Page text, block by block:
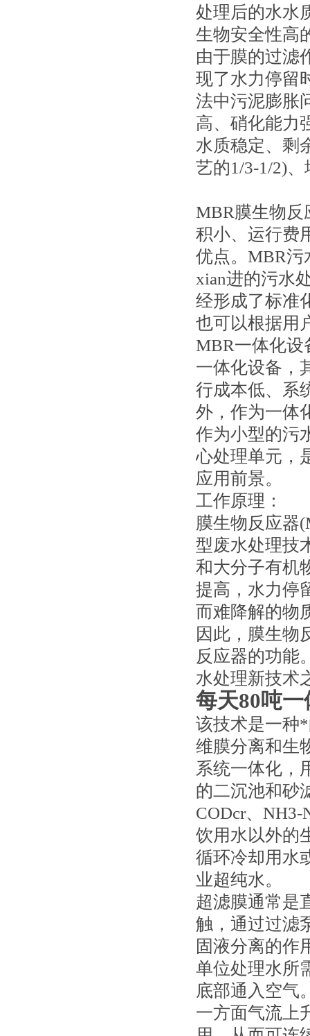
处理后的水水
生物安全性高
由于膜的过滤
现了水力停留
法中污泥膨胀
高、硝化能力
水质稳定、剩
艺的1/3-1/2)
MBR膜生物反
积小、运行费
优点。MBR污
xian进的污水
经形成了标准
也可以根据用
MBR一体化设
一体化设备，
行成本低、系
外，作为一体
作为小型的污
心处理单元，
应用前景。
工作原理：
膜生物反应器
型废水处理技
和大分子有机
提高，水力停
而难降解的物
因此，膜生物
反应器的功能
水处理新技术
每天80吨
该技术是一种
维膜分离和生
系统一体化，
的二沉池和砂
CODcr、
饮用水以外的
循环冷却用水
业超纯水。
超滤膜通常是
触，通过过滤
固液分离的作
单位处理水所
底部通入空气
一方面气流上